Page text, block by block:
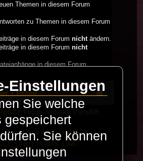
Themen in diesem Forum
zu Themen in diesem Forum
in diesem Forum nichtändern.
in diesem Forum nicht
in diesem Forum
Forum
Limited
Übersetzung durchphpBB.de
TERMS_LINK
Einstellungen
Sie welche
gespeichert
Sie können